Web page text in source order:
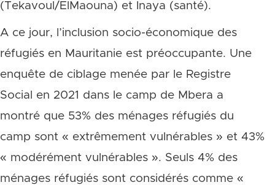
(Tekavoul/ElMaouna) et Inaya (santé).
A ce jour, l’inclusion socio-économique des
réfugiés en Mauritanie est préoccupante. Une
enquête de ciblage menée par le Registre
Social en 2021 dans le camp de Mbera a
montré que 53% des ménages réfugiés du
camp sont « extrêmement vulnérables » et 43%
« modérément vulnérables ». Seuls 4% des
ménages réfugiés sont considérés comme «